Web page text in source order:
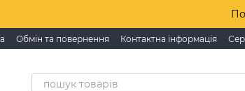
Обмін та повернення Контактна інформація